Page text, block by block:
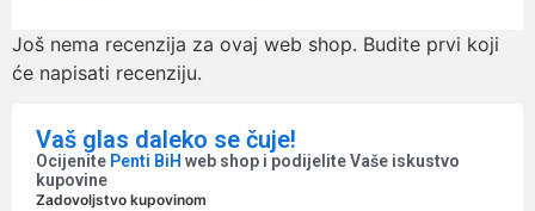
Još nema recenzija za ovaj web shop. Budite prvi koji
će napisati recenziju.
Vaš glas daleko se čuje!
Ocijenite Penti BiH web shop i podijelite Vaše iskustvo
kupovine
Zadovoljstvo kupovinom